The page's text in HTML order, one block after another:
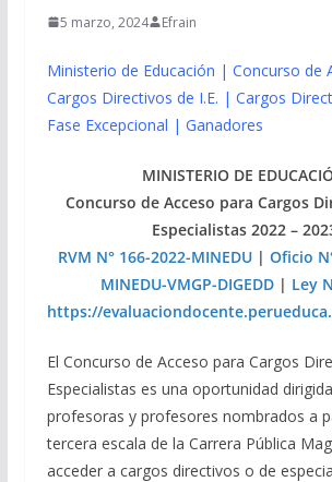
5 marzo, 2024 Efrain
Ministerio de Educación | Concurso de
Cargos Directivos de I.E. | Cargos
Fase Excepcional | Ganadores
MINISTERIO DE
Concurso de Acceso para Cargos
Especialistas 2022 –
RVM N° 166-2022-MINEDU |Oficio
MINEDU-VMGP-DIGEDD| Ley
https://
El Concurso de Acceso para Cargos
Especialistas es una oportunidad
profesoras y profesores nombrados a
tercera escala de la Carrera Pública
acceder a cargos directivos o de